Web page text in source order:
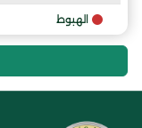
الهبوط